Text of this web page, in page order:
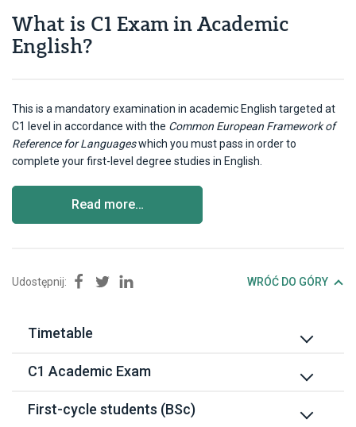
What is C1 Exam in Academic
English?
This is a mandatory examination in academic English targeted at
C1 level in accordance with the Common European Framework of
Reference for Languageswhich you must pass in order to
complete your first-level degree studies in English.
Read more…
Udostępnij: Udostępnij na Facebook
Udostępnij na Twitter
Udostępnij na Linkedin WRÓĆ DO GÓRY
Timetable
By faculty
Other languages in English
C1 Academic Exam
General information
First-cycle students (BSc)